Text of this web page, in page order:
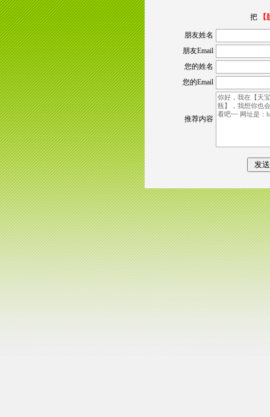
把
朋友姓名
朋友Email
您的姓名
您的Email
推荐内容